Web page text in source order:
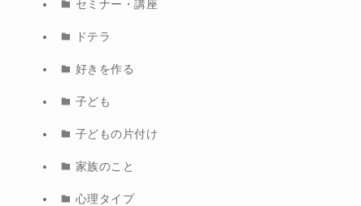
セミナー・講座
ドテラ
好きを作る
子ども
子どもの片付け
家族のこと
心理タイプ